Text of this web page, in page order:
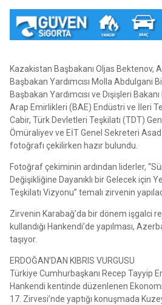
Kazakistan Başbakanı Oljas Bektenov,
Başbakan Yardımcısı Molla Abdulgani
Başbakan Yardımcısı ve Dışişleri
Arap Emirlikleri (BAE) Endüstri ve İleri
Cabir, Türk Devletleri Teşkilatı (TDT)
Ömüraliyev ve EİT Genel Sekreteri
fotoğrafı çekilirken hazır bulundu.
Fotoğraf çekiminin ardından liderler,
Değişikliğine Dayanıklı bir Gelecek için
Teşkilatı Vizyonu” temalı zirvenin
Zirvenin Karabağ’da bir dönem işgalci
kullandığı Hankendi’de yapılması,
taşıyor.
ERDOĞAN’DAN KIBRIS VURGUSU
Türkiye Cumhurbaşkanı Recep Tayyip
Hankendi kentinde düzenlenen
17. Zirvesi’nde yaptığı konuşmada